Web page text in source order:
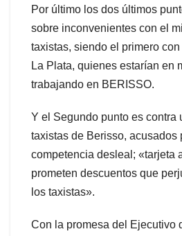
Por último los dos últimos
sobre inconvenientes con el
taxistas, siendo el primero
La Plata, quienes estarían en
trabajando en BERISSO.
Y el Segundo punto es contra
taxistas de Berisso, acusados
competencia desleal; «tarjeta
prometen descuentos que
los taxistas».
Con la promesa del Ejecutivo